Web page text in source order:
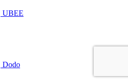
UBEE
Dodo